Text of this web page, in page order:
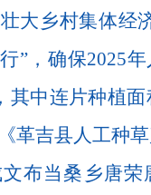
大乡村集体经
”，确保2025年
其中连片种植面
革吉县人工种
布当桑乡唐荣